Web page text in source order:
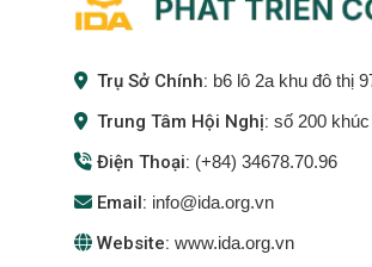
Trụ Sở Chính: b6 lô 2a khu đô thị
Trung Tâm Hội Nghị: số 200
Điện Thoại: (+84) 34678.70.96
Email: info@ida.org.vn
Website: www.ida.org.vn